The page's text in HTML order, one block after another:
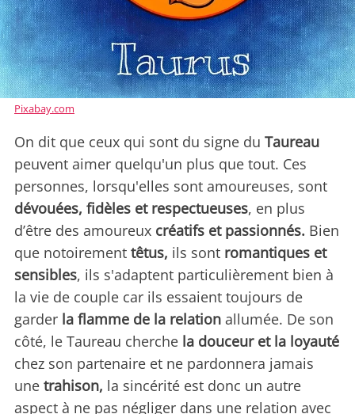
Pixabay.com
On dit que ceux qui sont du signe du Taureau
peuvent aimer quelqu'un plus que tout. Ces
personnes, lorsqu'elles sont amoureuses, sont
dévouées, fidèles et respectueuses, en plus
d’être des amoureux créatifs et passionnés. Bien
que notoirement têtus, ils sont romantiques et
sensibles, ils s'adaptent particulièrement bien à
la vie de couple car ils essaient toujours de
garder la flamme de la relation allumée. De son
côté, le Taureau cherche la douceur et la loyauté
chez son partenaire et ne pardonnera jamais
une trahison, la sincérité est donc un autre
aspect à ne pas négliger dans une relation avec